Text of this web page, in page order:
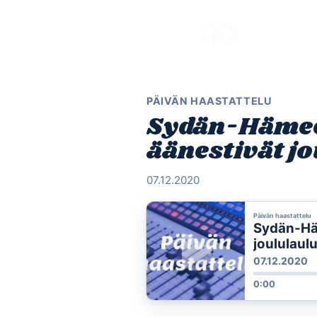
PÄIVÄN HAASTATTELU
Sydän-
äänestivät
07.12.2020
Päivän haastattelu
Sydän-
07.12.2020
0:00